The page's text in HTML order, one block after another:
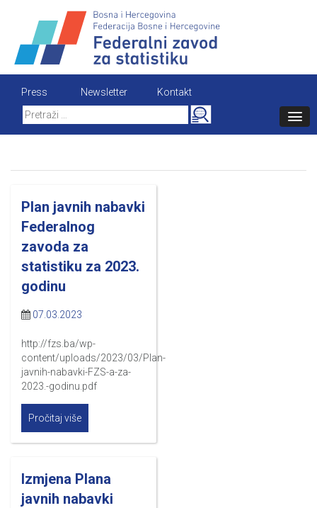
content
Press Newsletter
Kontakt
Search
for:
Plan javnih nabavki
Federalnog
zavoda za
statistiku za 2023.
godinu
07.03.2023
http://fzs.ba/wp-
content/uploads/2023/03/Plan-
javnih-nabavki-FZS-a-za-
2023.-godinu.pdf
Pročitaj više
Izmjena Plana
javnih nabavki